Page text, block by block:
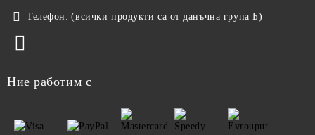
Телефон: (всички продукти са от данъчна група Б)
Ние работим с